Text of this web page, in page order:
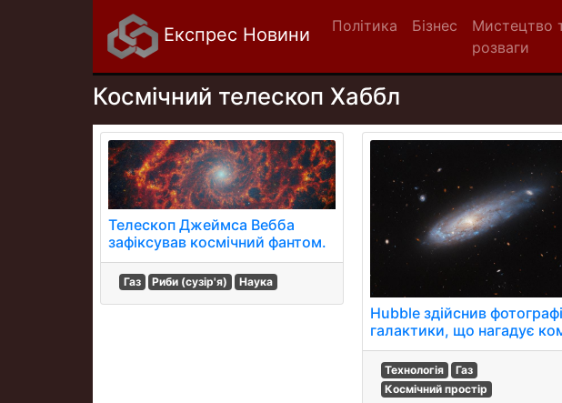
Експрес Новини Політика Бізнес
Мистецтво
розваги
Космічний телескоп Хаббл
Телескоп Джеймса Вебба
зафіксував космічний фантом.
Газ Риби (сузір'я) Наука
Hubble здійснив
галактики, що нагадує
Технологія
Газ
Космічний простір